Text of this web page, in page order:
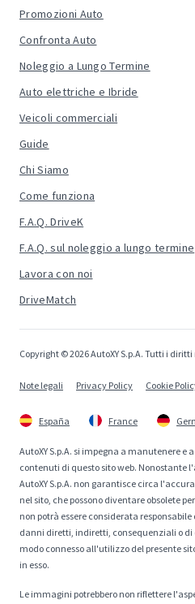
Promozioni Auto
Confronta Auto
Noleggio a Lungo Termine
Auto elettriche e Ibride
Veicoli commerciali
Guide
Chi Siamo
Come funziona
F.A.Q. DriveK
F.A.Q. sul noleggio a lungo termine
Lavora con noi
DriveMatch
Copyright © 2026 AutoXY S.p.A. Tutti i
Note legali Privacy Policy Cookie
España France
AutoXY S.p.A. si impegna a manutenere
contenuti di questo sito web. Nonostante
AutoXY S.p.A. non garantisce circa
nel sito, che possono diventare obsolete
non potrà essere considerata
danni diretti, indiretti, consequenziali o
modo connesso all'utilizzo del presente
in esso.
Le immagini potrebbero non riflettere